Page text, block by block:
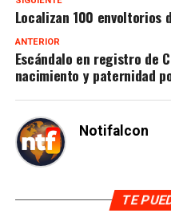
Localizan 100 envoltorios
ANTERIOR
Escándalo en registro de
nacimiento y paternidad
Notifalcon
TE